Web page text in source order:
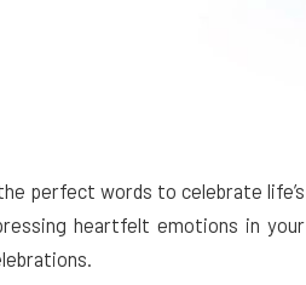
perfect words to celebrate life’s
heartfelt emotions in your